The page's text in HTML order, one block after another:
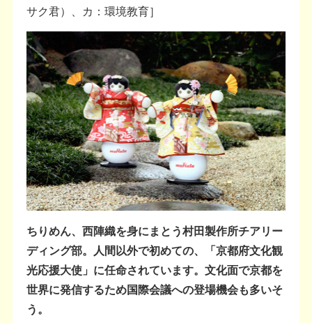
サク君）、カ：環境教育］
ちりめん、西陣織を身にまとう村田製作所チアリー
ディング部。人間以外で初めての、「京都府文化観
光応援大使」に任命されています。文化面で京都を
世界に発信するため国際会議への登場機会も多いそ
う。